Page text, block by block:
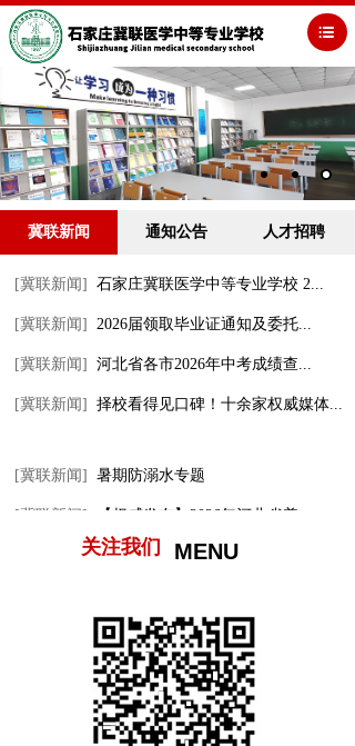
冀联新闻 通知公告 人才招聘
[冀联新闻] 石家庄冀联医学中等专业学校 2...
[冀联新闻] 2026届领取毕业证通知及委托...
[冀联新闻] 河北省各市2026年中考成绩查...
[冀联新闻] 择校看得见口碑！十余家权威媒体...
[冀联新闻] 暑期防溺水专题
[冀联新闻] 【权威发布】2026年河北省普...
MENU
关注我们